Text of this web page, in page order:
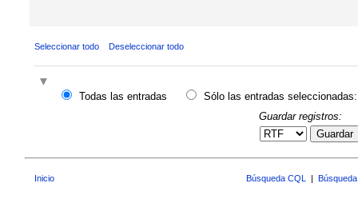
Seleccionar todo Deseleccionar todo
Todas las entradas
Sólo las entradas seleccionadas:
Guardar registros:
Guardar
Inicio Búsqueda CQL